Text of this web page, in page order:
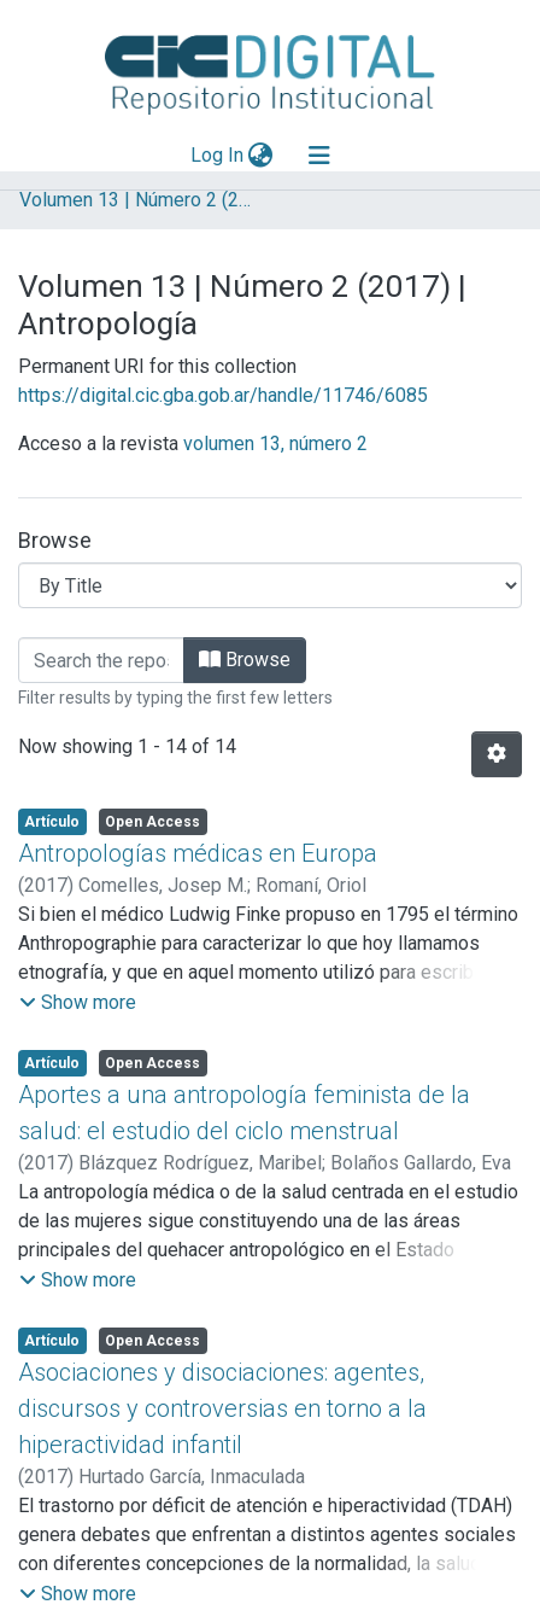
Log In(current)
Explorar
Aportar material
Volumen 13 | Número 2 (2017) | Antropología
Volumen 13 | Número 2 (2017) |
Antropología
Permanent URI for this collection
https://digital.cic.gba.gob.ar/handle/11746/6085
Acceso a la revista volumen 13, número 2
Browse
Browsing Volumen 13 | Número 2
Browse
Filter results by typing the first few letters
Now showing 1 - 14 of 14
Artículo Open Access
Antropologías médicas en Europa
(2017) Comelles, Josep M.; Romaní, Oriol
Si bien el médico Ludwig Finke propuso en 1795 el término
Anthropographie para caracterizar lo que hoy llamamos
etnografía, y que en aquel momento utilizó para escribir
topografías médicas que proliferaron muy especialmente
y la antropología han sido ya revisadas críticamente. Hay
constancia de una enorme producción etnográfica por parte
de los médicos europeos desde el siglo XVIII hasta la
constitución de la antropología médica como campo de la
antropología profesional en los años sesenta en
Norteamérica. Asimismo, los médicos formaron parte
integrante del desarrollo de la antropología como disciplina
autónoma desde el siglo XVIII y están presentes en los
elencos de todas las sociedades de antropología fundadas
Show more
Artículo Open Access
Aportes a una antropología feminista de la
salud: el estudio del ciclo menstrual
(2017) Blázquez Rodríguez, Maribel; Bolaños Gallardo, Eva
La antropología médica o de la salud centrada en el estudio
de las mujeres sigue constituyendo una de las áreas
principales del quehacer antropológico en el Estado
español. A partir de los aportes de dos referentes de la
Mari Luz Esteban, se revisan los hallazgos de una
investigación cualitativa sobre del ciclo menstrual, en la que
se realizaron 20 entrevistas a mujeres de 16 a 44 años,
entre 2013 y 2014, en el municipio de Madrid. El análisis
muestra cómo la menstruación es un claro ejemplo de la
esencialización reproductiva de las mujeres, del
reduccionismo biológico, de la medicalización de los
cuerpos de las mujeres y, sobre todo, de su uniformización.
La visibilización y cuestionamiento de estos supuestos, a
través de las voces de las mujeres entrevistadas, pone de
Show more
Artículo Open Access
Asociaciones y disociaciones: agentes,
discursos y controversias en torno a la
hiperactividad infantil
(2017) Hurtado García, Inmaculada
El trastorno por déficit de atención e hiperactividad (TDAH)
genera debates que enfrentan a distintos agentes sociales
con diferentes concepciones de la normalidad, la salud, el
individuo y lo social. En este escenario de controversia, las
Show more